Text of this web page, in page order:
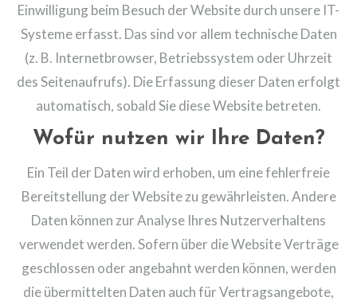
Einwilligung beim Besuch der Website durch unsere IT-
Systeme erfasst. Das sind vor allem technische Daten
(z. B. Internetbrowser, Betriebssystem oder Uhrzeit
des Seitenaufrufs). Die Erfassung dieser Daten erfolgt
automatisch, sobald Sie diese Website betreten.
Wofür nutzen wir Ihre Daten?
Ein Teil der Daten wird erhoben, um eine fehlerfreie
Bereitstellung der Website zu gewährleisten. Andere
Daten können zur Analyse Ihres Nutzerverhaltens
verwendet werden. Sofern über die Website Verträge
geschlossen oder angebahnt werden können, werden
die übermittelten Daten auch für Vertragsangebote,